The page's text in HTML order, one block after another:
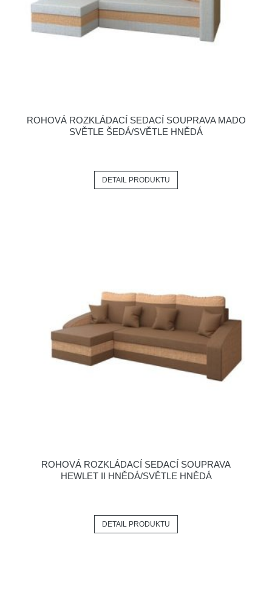
ROHOVÁ ROZKLÁDACÍ SEDACÍ SOUPRAVA MADO
SVĚTLE ŠEDÁ/SVĚTLE HNĚDÁ
DETAIL PRODUKTU
ROHOVÁ ROZKLÁDACÍ SEDACÍ SOUPRAVA
HEWLET II HNĚDÁ/SVĚTLE HNĚDÁ
DETAIL PRODUKTU